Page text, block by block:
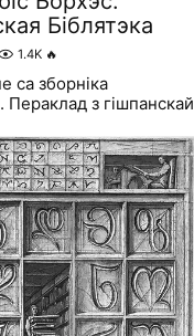
Біблятэка
1.4K 🔥
са зборніка
Пераклад з гішпанскай